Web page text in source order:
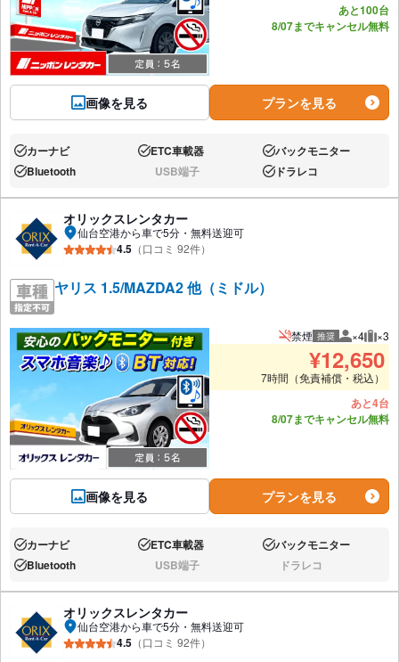
画像を見る
あと100台
8/07までキャンセル無料
プランを見る
あり:カーナビ あり:ETC車載器 あり:バックモニター
あり:Bluetooth なし:USB端子 あり:ドラレコ
オリックスレンタカー
仙台空港から車で5分・無料送迎可
4.5 （口コミ 92件）
ヤリス 1.5/MAZDA2 他（ミドル）
画像を見る
禁煙 推奨 推奨人数
×4 推
×3
¥12,650
7時間（免責補償・税込）
あと4台
8/07までキャンセル無料
プランを見る
あり:カーナビ あり:ETC車載器 あり:バックモニター
あり:Bluetooth なし:USB端子 なし:ドラレコ
オリックスレンタカー
仙台空港から車で5分・無料送迎可
4.5 （口コミ 92件）